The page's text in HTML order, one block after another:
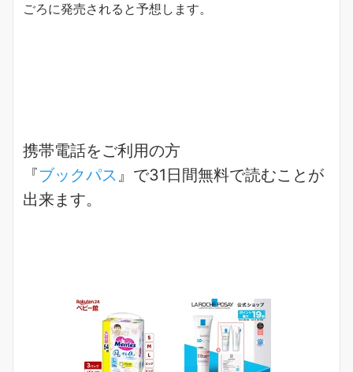
ごろに発売されると予想します。
携帯電話をご利用の方
『ブックパス』で31日間無料で読むことが
出来ます。